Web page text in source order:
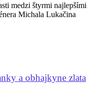
medzi štyrmi najlepšími
Michala Lukačina
a obhajkyne zlata